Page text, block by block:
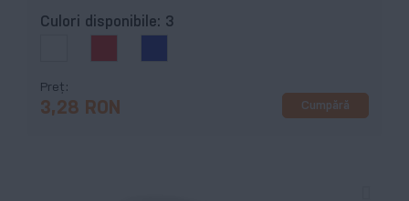
Culori disponibile: 3
Preț
3,28 RON Cumpără